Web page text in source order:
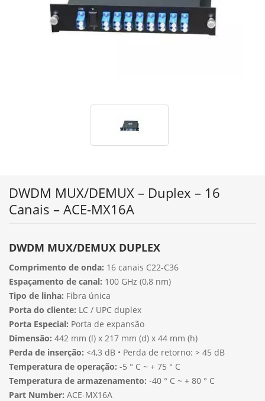
DWDM MUX/DEMUX – Duplex – 16
Canais – ACE-MX16A
DWDM MUX/DEMUX DUPLEX
Comprimento de onda: 16 canais C22-C36
Espaçamento de canal: 100 GHz (0,8 nm)
Tipo de linha: Fibra única
Porta do cliente: LC / UPC duplex
Porta Especial: Porta de expansão
Dimensão: 442 mm (l) x 217 mm (d) x 44 mm (h)
Perda de inserção: <4,3 dB • Perda de retorno: > 45 dB
Temperatura de operação: -5 ° C ~ + 75 ° C
Temperatura de armazenamento: -40 ° C ~ + 80 ° C
Part Number: ACE-MX16A